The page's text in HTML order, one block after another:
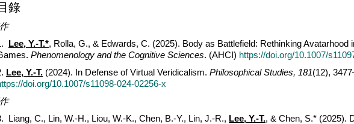
錄
Lee, Y.-T.*, Rolla, G., & Edwards, C. (2025). Body as Battlefield: Rethinking Avatarhood
Phenomenology and the Cognitive Sciences. (AHCI) https://doi.org/10.1007/
Lee, Y.-T. (2024). In Defense of Virtual Veridicalism. Philosophical Studies, 181(12),
doi.org/10.1007/s11098-024-02256-x
Liang, C., Lin, W.-H., Liou, W.-K., Chen, B.-Y., Lin, J.-R., Lee, Y.-T., & Chen, S.* (2025).